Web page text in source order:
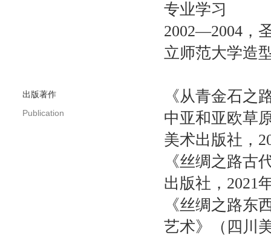
专业学习
2002—2004 ，
立师范大学造
出版著作
Publication
《从青金石
中亚和亚欧草
美术出版社，
《丝绸之路古
出版社， 2021
《丝绸之路东
艺术》（四川